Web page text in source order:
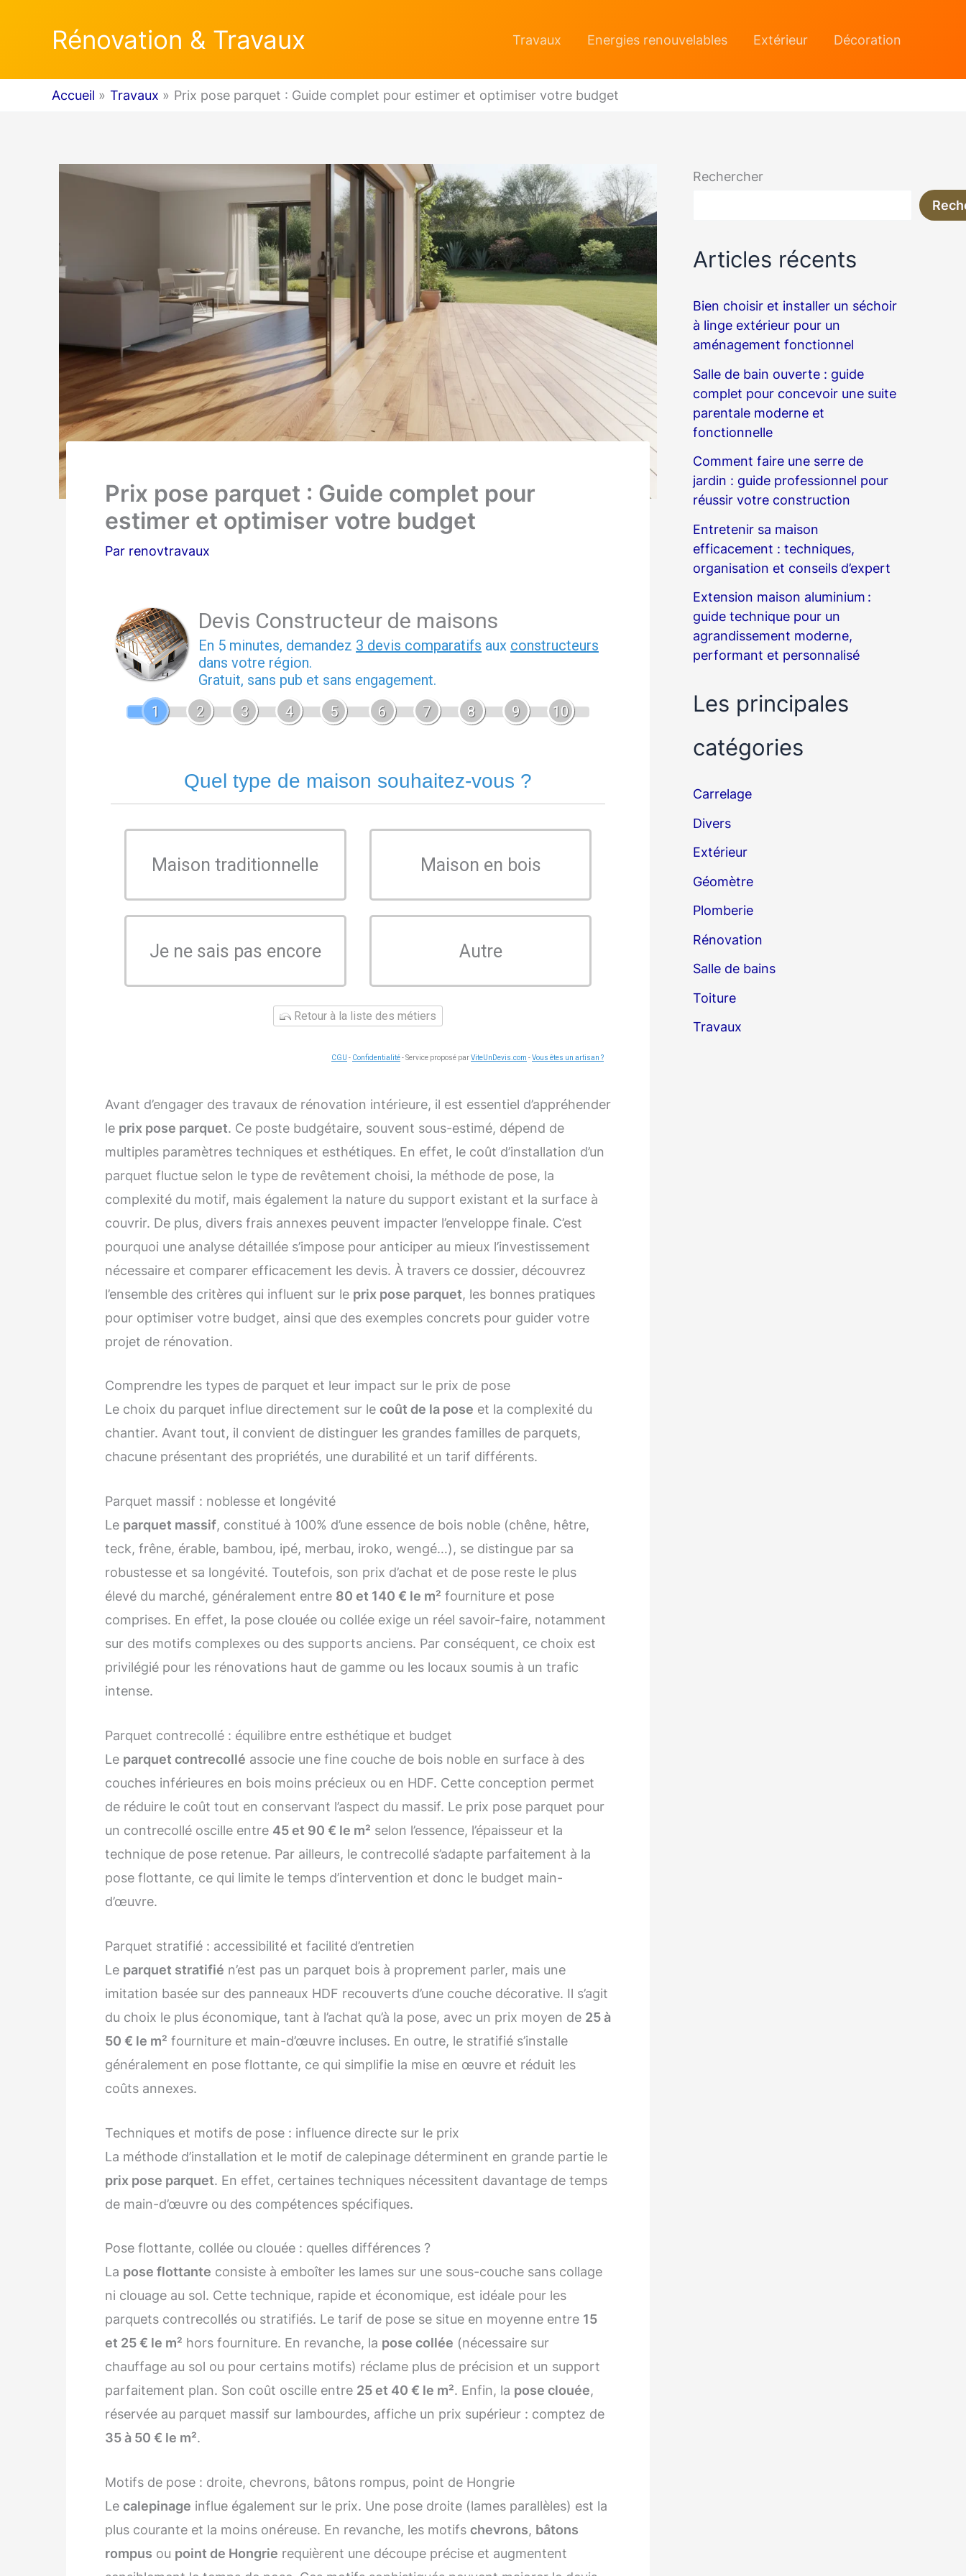
Rénovation & Travaux Travaux Energies renouvelables Extérieur Décoration
Accueil Travaux Prix pose parquet : Guide complet pour estimer et optimiser votre budget
Prix pose parquet : Guide complet pour
estimer et optimiser votre budget
Par renovtravaux
Devis Constructeur de maisons
En 5 minutes, demandez 3 devis comparatifs aux constructeurs
dans votre région.
Gratuit, sans pub et sans engagement.
1
2 3 4 5 6 7 8 9 10
Quel type de maison souhaitez-vous ?
Maison traditionnelle Maison en bois
Je ne sais pas encore Autre
Retour à la liste des métiers
CGU - Confidentialité- Service proposé parViteUnDevis.com -Vous êtes un artisan ?
Avant d’engager des travaux de rénovation intérieure, il est essentiel d’appréhender
le prix pose parquet. Ce poste budgétaire, souvent sous-estimé, dépend de
multiples paramètres techniques et esthétiques. En effet, le coût d’installation d’un
parquet fluctue selon le type de revêtement choisi, la méthode de pose, la
complexité du motif, mais également la nature du support existant et la surface à
couvrir. De plus, divers frais annexes peuvent impacter l’enveloppe finale. C’est
pourquoi une analyse détaillée s’impose pour anticiper au mieux l’investissement
nécessaire et comparer efficacement les devis. À travers ce dossier, découvrez
l’ensemble des critères qui influent sur le prix pose parquet, les bonnes pratiques
pour optimiser votre budget, ainsi que des exemples concrets pour guider votre
projet de rénovation.
Comprendre les types de parquet et leur impact sur le prix de pose
Le choix du parquet influe directement sur le coût de la pose et la complexité du
chantier. Avant tout, il convient de distinguer les grandes familles de parquets,
chacune présentant des propriétés, une durabilité et un tarif différents.
Parquet massif : noblesse et longévité
Le parquet massif, constitué à 100% d’une essence de bois noble (chêne, hêtre,
teck, frêne, érable, bambou, ipé, merbau, iroko, wengé…), se distingue par sa
robustesse et sa longévité. Toutefois, son prix d’achat et de pose reste le plus
élevé du marché, généralement entre 80 et 140 € le m² fourniture et pose
comprises. En effet, la pose clouée ou collée exige un réel savoir-faire, notamment
sur des motifs complexes ou des supports anciens. Par conséquent, ce choix est
privilégié pour les rénovations haut de gamme ou les locaux soumis à un trafic
intense.
Parquet contrecollé : équilibre entre esthétique et budget
Le parquet contrecollé associe une fine couche de bois noble en surface à des
couches inférieures en bois moins précieux ou en HDF. Cette conception permet
de réduire le coût tout en conservant l’aspect du massif. Le prix pose parquet pour
un contrecollé oscille entre 45 et 90 € le m² selon l’essence, l’épaisseur et la
technique de pose retenue. Par ailleurs, le contrecollé s’adapte parfaitement à la
pose flottante, ce qui limite le temps d’intervention et donc le budget main-
d’œuvre.
Parquet stratifié : accessibilité et facilité d’entretien
Le parquet stratifié n’est pas un parquet bois à proprement parler, mais une
imitation basée sur des panneaux HDF recouverts d’une couche décorative. Il s’agit
du choix le plus économique, tant à l’achat qu’à la pose, avec un prix moyen de 25 à
50 € le m² fourniture et main-d’œuvre incluses. En outre, le stratifié s’installe
généralement en pose flottante, ce qui simplifie la mise en œuvre et réduit les
coûts annexes.
Techniques et motifs de pose : influence directe sur le prix
La méthode d’installation et le motif de calepinage déterminent en grande partie le
prix pose parquet. En effet, certaines techniques nécessitent davantage de temps
de main-d’œuvre ou des compétences spécifiques.
Pose flottante, collée ou clouée : quelles différences ?
La pose flottante consiste à emboîter les lames sur une sous-couche sans collage
ni clouage au sol. Cette technique, rapide et économique, est idéale pour les
parquets contrecollés ou stratifiés. Le tarif de pose se situe en moyenne entre 15
et 25 € le m² hors fourniture. En revanche, la pose collée (nécessaire sur
chauffage au sol ou pour certains motifs) réclame plus de précision et un support
parfaitement plan. Son coût oscille entre 25 et 40 € le m². Enfin, la pose clouée,
réservée au parquet massif sur lambourdes, affiche un prix supérieur : comptez de
35 à 50 € le m².
Motifs de pose : droite, chevrons, bâtons rompus, point de Hongrie
Le calepinage influe également sur le prix. Une pose droite (lames parallèles) est la
plus courante et la moins onéreuse. En revanche, les motifs chevrons, bâtons
rompus ou point de Hongrie requièrent une découpe précise et augmentent
Rechercher
Articles récents
Bien choisir et installer un séchoir
à linge extérieur pour un
aménagement fonctionnel
Salle de bain ouverte : guide
complet pour concevoir une suite
parentale moderne et
fonctionnelle
Comment faire une serre de
jardin : guide professionnel pour
réussir votre construction
Entretenir sa maison
efficacement : techniques,
organisation et conseils d’expert
Extension maison aluminium :
guide technique pour un
agrandissement moderne,
performant et personnalisé
Les principales
catégories
Carrelage
Divers
Extérieur
Géomètre
Plomberie
Rénovation
Salle de bains
Toiture
Travaux